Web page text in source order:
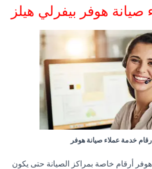
هوفر بيفرلي هيلز
ارقام خدمة عملاء صيانة هوفر
أرقام خاصة بمراكز الصيانة حتى يكون